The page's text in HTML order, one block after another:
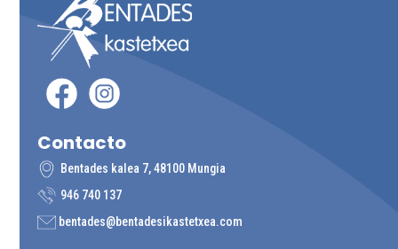
Contacto
Bentades kalea 7, 48100 Mungia
946 740 137
bentades@bentadesikastetxea.com